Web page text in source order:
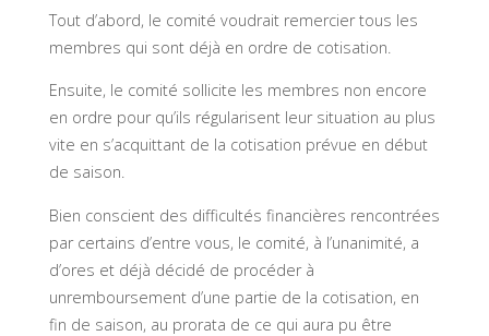
Tout d’abord, le comité voudrait remercier tous les
membres qui sont déjà en ordre de cotisation.
Ensuite, le comité sollicite les membres non encore
en ordre pour qu’ils régularisent leur situation au plus
vite en s’acquittant de la cotisation prévue en début
de saison.
Bien conscient des difficultés financières rencontrées
par certains d’entre vous, le comité, à l’unanimité, a
d’ores et déjà décidé de procéder à
unremboursement d’une partie de la cotisation, en
fin de saison, au prorata de ce qui aura pu être